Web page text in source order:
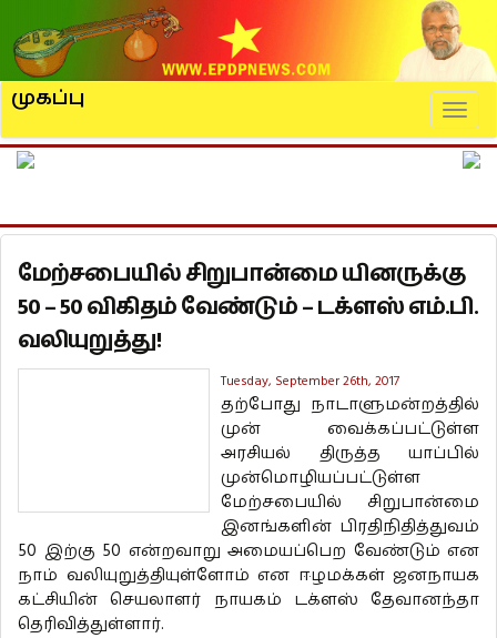
முகப்பு
மேற்சபையில் சிறுபான்மை யினருக்கு
50 – 50 விகிதம் வேண்டும் – டக்ளஸ் எம்.பி.
வலியுறுத்து!
Tuesday, September 26th, 2017
தற்போது நாடாளுமன்றத்தில்
முன் வைக்கப்பட்டுள்ள
அரசியல் திருத்த யாப்பில்
முன்மொழியப்பட்டுள்ள
மேற்சபையில் சிறுபான்மை
இனங்களின் பிரதிநிதித்துவம்
50 இற்கு 50 என்றவாறு அமையப்பெற வேண்டும் என
நாம் வலியுறுத்தியுள்ளோம் என ஈழமக்கள் ஜனநாயக
கட்சியின் செயலாளர் நாயகம் டக்ளஸ் தேவானந்தா
தெரிவித்துள்ளார்.